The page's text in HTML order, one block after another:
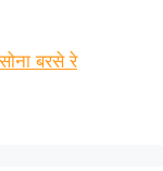
बरसे रे